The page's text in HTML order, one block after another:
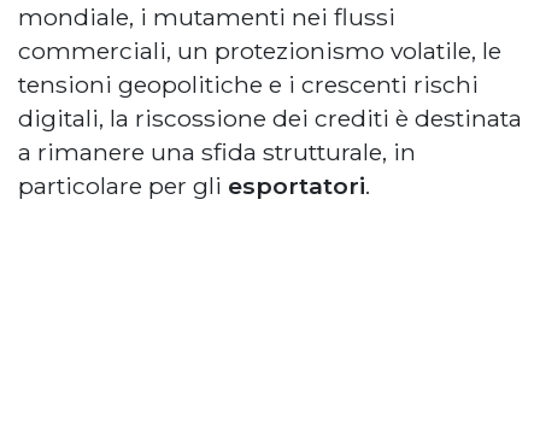
mondiale, i mutamenti nei flussi
commerciali, un protezionismo volatile, le
tensioni geopolitiche e i crescenti rischi
digitali, la riscossione dei crediti è destinata
a rimanere una sfida strutturale, in
particolare per gli esportatori.